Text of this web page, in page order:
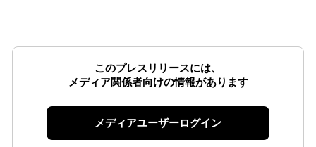
このプレスリリースには、
メディア関係者向けの情報があります
メディアユーザーログイン